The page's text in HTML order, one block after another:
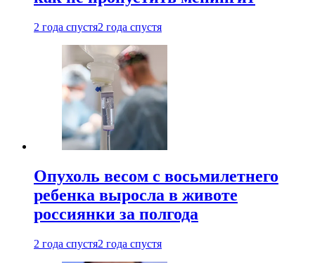
2 года спустя2 года спустя
Опухоль весом с восьмилетнего
ребенка выросла в животе
россиянки за полгода
2 года спустя2 года спустя